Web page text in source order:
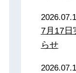
7月17日
らせ